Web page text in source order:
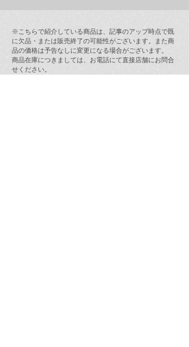
※こちらで紹介している商品は、記事のアップ時点で既
に欠品・または販売終了の可能性がございます。また商
品の価格は予告なしに変更になる場合がございます。
商品在庫につきましては、お電話にて直接店舗にお問合
せください。